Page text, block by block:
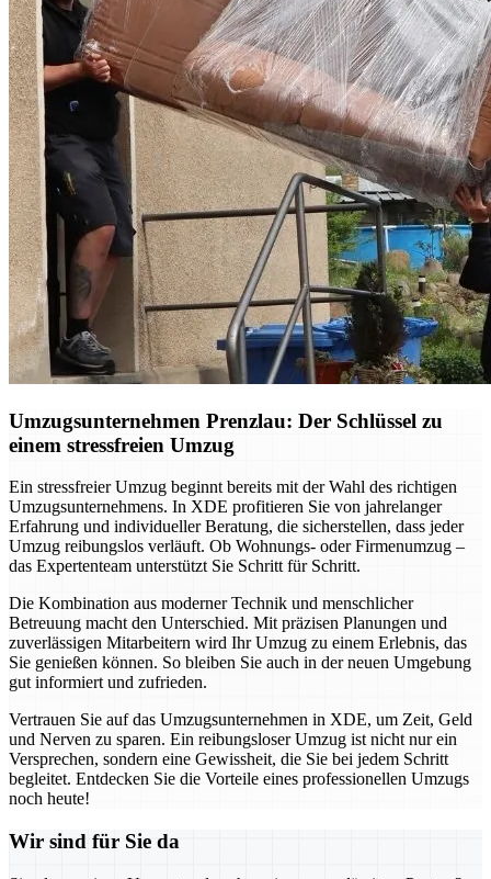
Umzugsunternehmen Prenzlau: Der Schlüssel zu
einem stressfreien Umzug
Ein stressfreier Umzug beginnt bereits mit der Wahl des richtigen
Umzugsunternehmens. In XDE profitieren Sie von jahrelanger
Erfahrung und individueller Beratung, die sicherstellen, dass jeder
Umzug reibungslos verläuft. Ob Wohnungs- oder Firmenumzug –
das Expertenteam unterstützt Sie Schritt für Schritt.
Die Kombination aus moderner Technik und menschlicher
Betreuung macht den Unterschied. Mit präzisen Planungen und
zuverlässigen Mitarbeitern wird Ihr Umzug zu einem Erlebnis, das
Sie genießen können. So bleiben Sie auch in der neuen Umgebung
gut informiert und zufrieden.
Vertrauen Sie auf das Umzugsunternehmen in XDE, um Zeit, Geld
und Nerven zu sparen. Ein reibungsloser Umzug ist nicht nur ein
Versprechen, sondern eine Gewissheit, die Sie bei jedem Schritt
begleitet. Entdecken Sie die Vorteile eines professionellen Umzugs
noch heute!
Wir sind für Sie da